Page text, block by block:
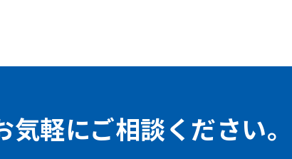
軽にご相談ください。